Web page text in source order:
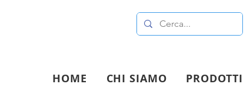
HOME CHI SIAMO PRODOTTI